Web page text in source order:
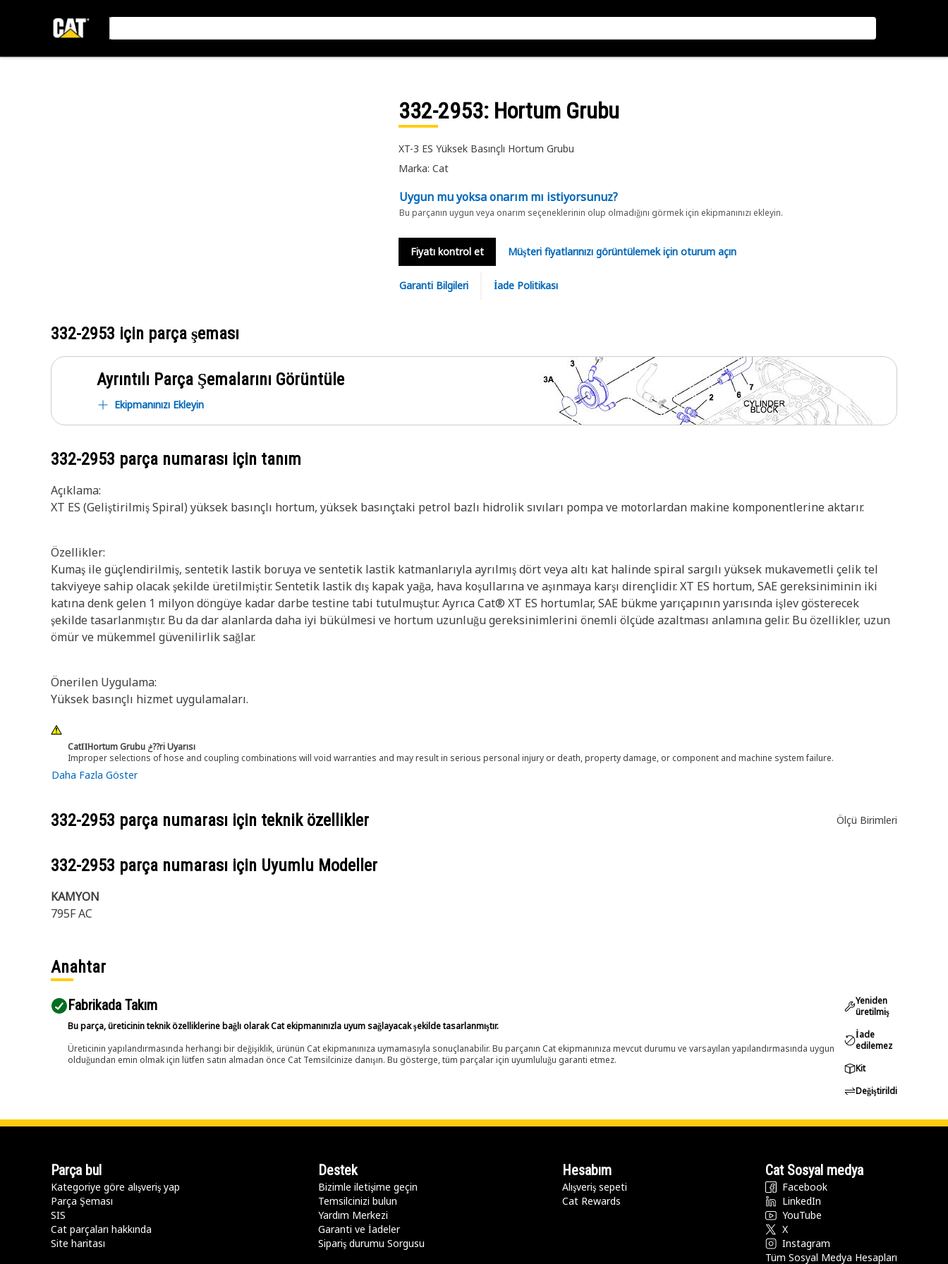
332-2953: Hortum Grubu
XT-3 ES Yüksek Basınçlı Hortum Grubu
Marka: Cat
Uygun mu yoksa onarım mı istiyorsunuz?
Bu parçanın uygun veya onarım seçeneklerinin olup olmadığını görmek için ekipmanınızı ekleyin.
Fiyatı kontrol et Müşteri fiyatlarınızı görüntülemek için oturum açın
Garanti Bilgileri İade Politikası
332-2953 için parça şeması
Ayrıntılı Parça Şemalarını Görüntüle
Ekipmanınızı Ekleyin
332-2953 parça numarası için tanım
Açıklama:
XT ES (Geliştirilmiş Spiral) yüksek basınçlı hortum, yüksek basınçtaki petrol bazlı hidrolik sıvıları pompa ve motorlardan makine komponentlerine aktarır.
Özellikler:
Kumaş ile güçlendirilmiş, sentetik lastik boruya ve sentetik lastik katmanlarıyla ayrılmış dört veya altı kat halinde spiral sargılı yüksek mukavemetli çelik tel
takviyeye sahip olacak şekilde üretilmiştir. Sentetik lastik dış kapak yağa, hava koşullarına ve aşınmaya karşı dirençlidir. XT ES hortum, SAE gereksiniminin iki
katına denk gelen 1 milyon döngüye kadar darbe testine tabi tutulmuştur. Ayrıca Cat® XT ES hortumlar, SAE bükme yarıçapının yarısında işlev gösterecek
şekilde tasarlanmıştır. Bu da dar alanlarda daha iyi bükülmesi ve hortum uzunluğu gereksinimlerini önemli ölçüde azaltması anlamına gelir. Bu özellikler, uzun
ömür ve mükemmel güvenilirlik sağlar.
Önerilen Uygulama:
Yüksek basınçlı hizmet uygulamaları.
CatΠHortum Grubu ݲ??ri Uyarısı
Improper selections of hose and coupling combinations will void warranties and may result in serious personal injury or death, property damage, or component and machine system failure.
Daha Fazla Göster
332-2953 parça numarası için teknik özellikler Ölçü Birimleri
332-2953 parça numarası için Uyumlu Modeller
KAMYON
795F AC
Anahtar
Fabrikada Takım
Bu parça, üreticinin teknik özelliklerine bağlı olarak Cat ekipmanınızla uyum sağlayacak şekilde tasarlanmıştır.
Üreticinin yapılandırmasında herhangi bir değişiklik, ürünün Cat ekipmanınıza uymamasıyla sonuçlanabilir. Bu parçanın Cat ekipmanınıza mevcut durumu ve varsayılan yapılandırmasında uygun
olduğundan emin olmak için lütfen satın almadan önce Cat Temsilcinize danışın. Bu gösterge, tüm parçalar için uyumluluğu garanti etmez.
Yeniden
üretilmiş
İade
edilemez
Kit
Değiştirildi
Parça bul
Kategoriye göre alışveriş yap
Parça Şeması
SIS
Cat parçaları hakkında
Site haritası
Destek
Bizimle iletişime geçin
Temsilcinizi bulun
Yardım Merkezi
Garanti ve İadeler
Sipariş durumu Sorgusu
Hesabım
Alışveriş sepeti
Cat Rewards
Cat Sosyal medya
Facebook
LinkedIn
YouTube
X
Instagram
Tüm Sosyal Medya Hesapları